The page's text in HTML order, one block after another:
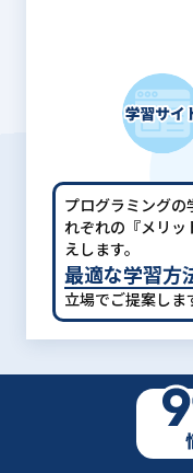
プログラミングの
れぞれの『メリッ
えします。
最適な学習方
立場でご提案しま